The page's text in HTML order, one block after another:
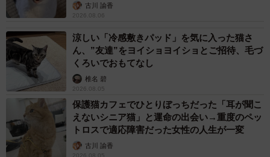
古川 諭香
2026.08.06
涼しい「冷感敷きパッド」を気に入った猫さ
ん、”友達”をヨイショヨイショとご招待、毛づ
くろいでおもてなし
椎名 碧
2026.08.05
保護猫カフェでひとりぼっちだった「耳が聞こ
えないシニア猫」と運命の出会い→重度のペッ
トロスで適応障害だった女性の人生が一変
古川 諭香